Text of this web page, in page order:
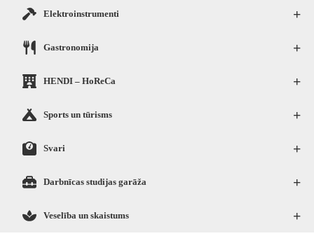
+
Elektroinstrumenti
+
Gastronomija
+
HENDI – HoReCa
+
Sports un tūrisms
+
Svari
+
Darbnīcas studijas garāža
+
Veselība un skaistums